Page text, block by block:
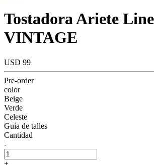
Tostadora Ariete
VINTAGE
USD 99
Pre-order
color
Beige
Verde
Celeste
Guía de talles
Cantidad
-